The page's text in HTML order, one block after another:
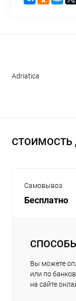
Adriatica
СТОИМОСТЬ
Самовывоз
Бесплатно
Вы можете
или по
на сайте